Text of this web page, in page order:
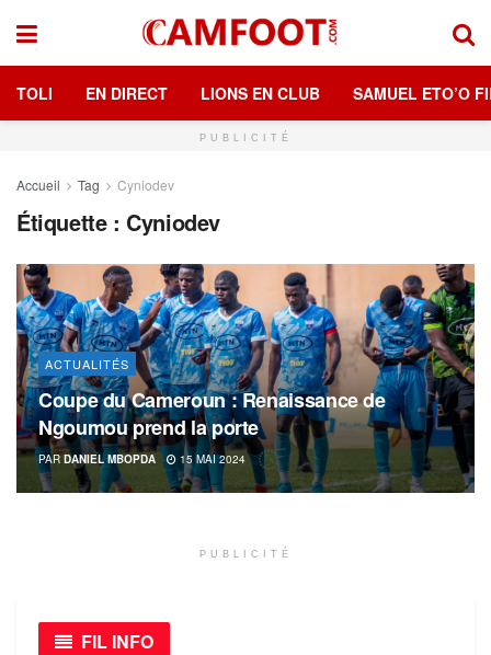
TOLI EN DIRECT LIONS EN CLUB SAMUEL ETO’O
PUBLICITÉ
Accueil Tag Cyniodev
Étiquette : Cyniodev
ACTUALITÉS
Coupe du Cameroun : Renaissance de
Ngoumou prend la porte
PAR DANIEL MBOPDA 15 MAI 2024
PUBLICITÉ
FIL INFO